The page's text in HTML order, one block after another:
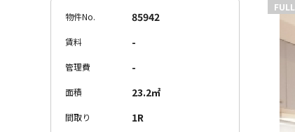
FULL
物件No. 85942
賃料 -
管理費 -
面積 23.2㎡
間取り 1R